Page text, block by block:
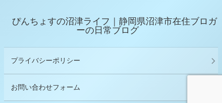
ぴんちょすの沼津ライフ｜静岡県沼津市在住ブロガ
ーの日常ブログ
プライバシーポリシー
お問い合わせフォーム